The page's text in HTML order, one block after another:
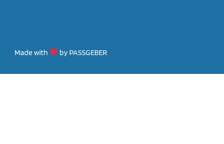
Made with by PASSGEBER